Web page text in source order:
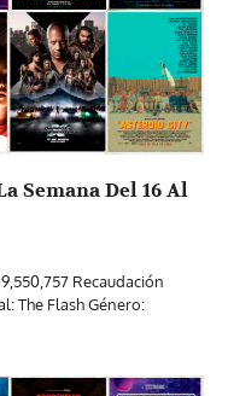
Semana Del 16 Al
Recaudación
The Flash Género: